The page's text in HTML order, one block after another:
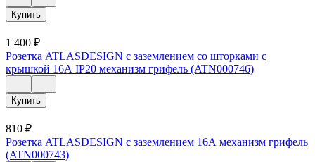
Купить
1 400 ₽
Розетка ATLASDESIGN с заземлением со шторками с
крышкой 16А IP20 механизм грифель (ATN000746)
Купить
810 ₽
Розетка ATLASDESIGN с заземлением 16А механизм грифель
(ATN000743)